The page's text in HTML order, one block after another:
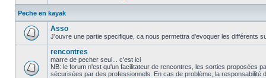
Peche en kayak
Asso
J'ouvre une partie specifique, ca nous permettra d'evoquer les différents
rencontres
marre de pecher seul... c'est ici
NB: le forum n'est qu'un facilitateur de rencontres, les sorties proposées
sécurisées par des professionnels. En cas de problème, la responsabilité